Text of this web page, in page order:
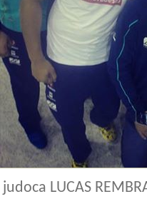
judoca LUCAS